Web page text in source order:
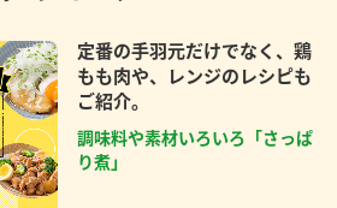
定番の手羽元だけでなく、鶏
もも肉や、レンジのレシピも
ご紹介。
調味料や素材いろいろ「さっぱ
り煮」